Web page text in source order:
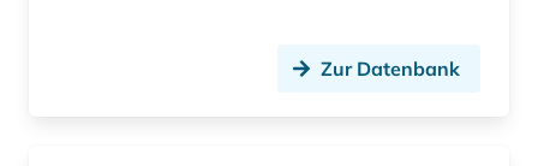
Zur Datenbank